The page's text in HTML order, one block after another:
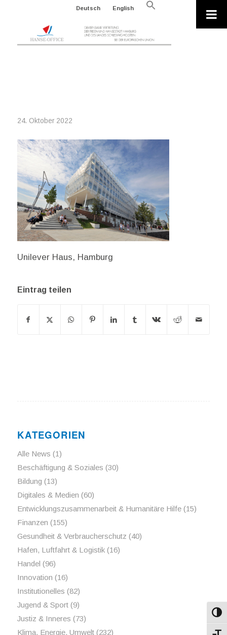
Deutsch English
Search
24. Oktober 2022
Unilever Haus, Hamburg
Eintrag teilen
KATEGORIEN
Alle News (1)
Beschäftigung & Soziales (30)
Bildung (13)
Digitales & Medien (60)
Entwicklungszusammenarbeit & Humanitäre Hilfe(15)
Finanzen (155)
Gesundheit & Verbraucherschutz (40)
Hafen, Luftfahrt & Logistik(16)
Handel (96)
Innovation (16)
Institutionelles (82)
Jugend & Sport(9)
Justiz & Inneres (73)
Klima, Energie, Umwelt(232)